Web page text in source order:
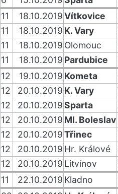
11
18.10.2019Vítkovice
11
18.10.2019 K. Vary
11
18.10.2019 Olomouc
11
18.10.2019 Pardubice
12
19.10.2019 Kometa
12
20.10.2019 K. Vary
12
20.10.2019Sparta
12
20.10.2019 Ml. Boleslav
12
20.10.2019Třinec
12
20.10.2019 Hr. Králové
12
20.10.2019 Litvínov
11
22.10.2019 Kladno